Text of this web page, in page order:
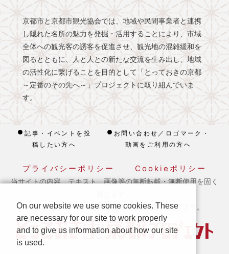
京都市と京都市観光協会では、地域や民間事業者と連携
し隠れた名所の魅力を発掘・活用することにより、市域
全体への観光客の誘客を促進させ、観光地の混雑緩和を
図るとともに、人と人との新たな交流を生み出し、地域
の活性化に繋げることを目的として「とっておきの京都
～定番のその先へ～」プロジェクトに取り組んでいま
す。
記事・イベントを投
稿したい方へ
お問い合わせ／ロゴマーク・
動画をご利用の方へ
プライバシーポリシー Cookieポリシー
当サイトの内容、テキスト、画像等の無断転載・無断使用を固く
※ 本ホームページの運営は宿泊税を活用しております。
On our website we use some cookies. These
are necessary for our site to work properly
and to give us information about how our site
is used.